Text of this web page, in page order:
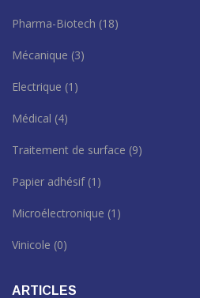
Pharma-Biotech (18)
Mécanique (3)
Electrique (1)
Médical (4)
Traitement de surface (9)
Papier adhésif (1)
Microélectronique (1)
Vinicole (0)
ARTICLES